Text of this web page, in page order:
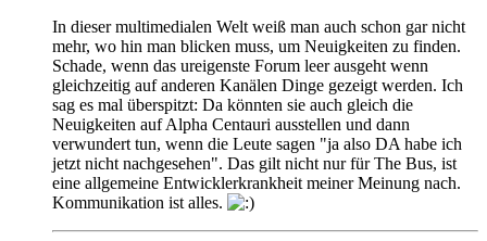
In dieser multimedialen Welt weiß man auch schon gar nicht
mehr, wo hin man blicken muss, um Neuigkeiten zu finden.
Schade, wenn das ureigenste Forum leer ausgeht wenn
gleichzeitig auf anderen Kanälen Dinge gezeigt werden. Ich
sag es mal überspitzt: Da könnten sie auch gleich die
Neuigkeiten auf Alpha Centauri ausstellen und dann
verwundert tun, wenn die Leute sagen "ja also DA habe ich
jetzt nicht nachgesehen". Das gilt nicht nur für The Bus, ist
eine allgemeine Entwicklerkrankheit meiner Meinung nach.
Kommunikation ist alles.